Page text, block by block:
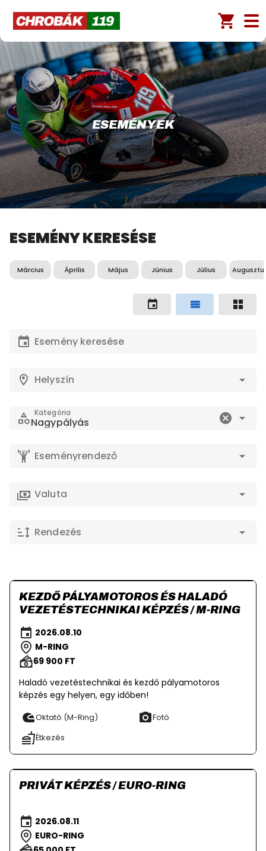
ESEMÉNYEK
ESEMÉNY KERESÉSE
Március Április Május Június Július
Esemény keresése
Helyszín
Kategória
Nagypályás
Eseményrendező
Valuta
Rendezés
KEZDŐ PÁLYAMOTOROS ÉS HALADÓ
VEZETÉSTECHNIKAI KÉPZÉS / M-RING
2026.08.10
M-RING
69 900 FT
Haladó vezetéstechnikai és kezdő pályamotoros
képzés egy helyen, egy időben!
Oktató (M-Ring)
Fotó
Étkezés
PRIVÁT KÉPZÉS / EURO-RING
2026.08.11
EURO-RING